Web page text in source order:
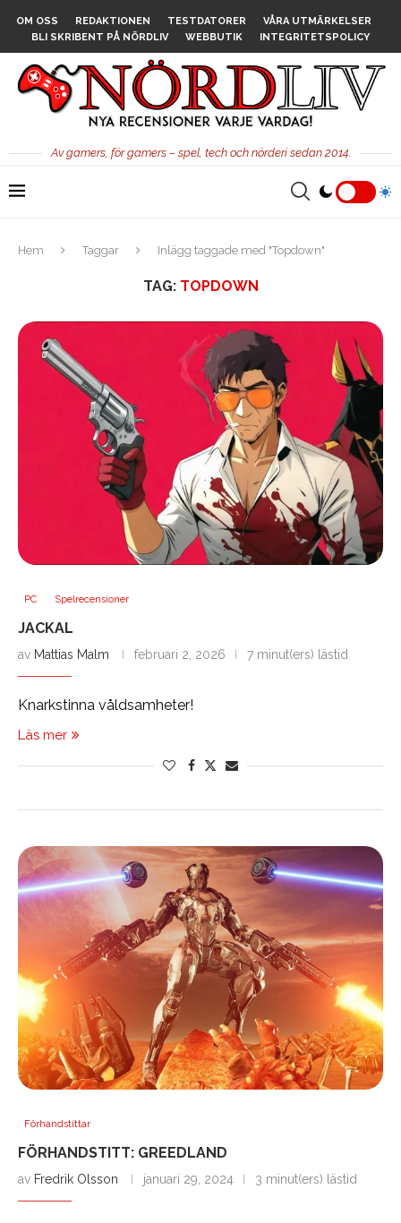
OM OSS REDAKTIONEN TESTDATORER
VÅRA UTMÄRKELSER
BLI SKRIBENT PÅ NÖRDLIV
WEBBUTIK INTEGRITETSPOLICY
Av gamers, för gamers – spel, tech och nörderi sedan 2014.
Hem Taggar Inlägg taggade med "Topdown"
TAG: TOPDOWN
PC Spelrecensioner
JACKAL
av Mattias Malm februari 2, 2026 7 minut(ers) lästid
Knarkstinna våldsamheter!
Läs mer
Förhandstittar
FÖRHANDSTITT: GREEDLAND
av Fredrik Olsson januari 29, 2024 3 minut(ers) lästid